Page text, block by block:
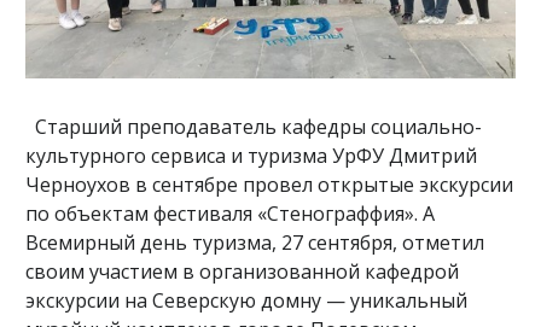
Старший преподаватель кафедры социально-
культурного сервиса и туризма УрФУ Дмитрий
Черноухов в сентябре провел открытые экскурсии
по объектам фестиваля «Стенограффия». А
Всемирный день туризма, 27 сентября, отметил
своим участием в организованной кафедрой
экскурсии на Северскую домну — уникальный